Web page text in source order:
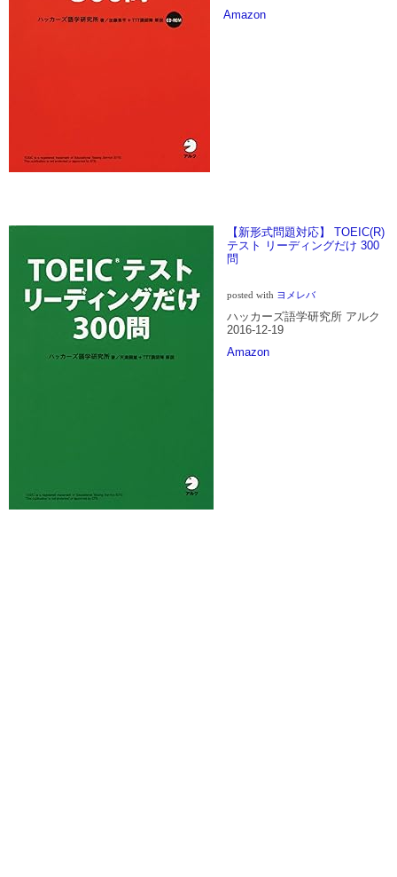
Amazon
【新形式問題対応】 TOEIC(R)
テスト リーディングだけ 300
問
posted with ヨメレバ
ハッカーズ語学研究所 アルク
2016-12-19
Amazon